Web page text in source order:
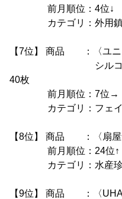
前月順位：4位↓
カテゴリ：外用鎮痛
【7位】 商品 ：〈ユニ
シルコット う
40枚
前月順位：7位→
カテゴリ：フェイ
【8位】 商品 ：〈扇
前月順位：24位↑
カテゴリ：水産珍
【9位】 商品 ：〈